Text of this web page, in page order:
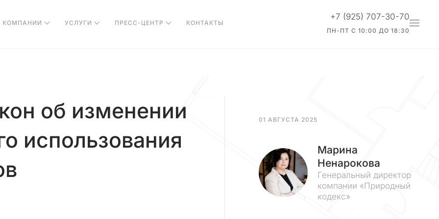
КОМПАНИИ УСЛУГИ ПРЕСС-ЦЕНТР КОНТАКТЫ
+7 (925) 707-30-70
ПН-ПТ С 10:00 ДО 18:30
об изменении
использования
01 АВГУСТА 2025
Марина
Ненарокова
Генеральный директор
компании «Природный
кодекс»